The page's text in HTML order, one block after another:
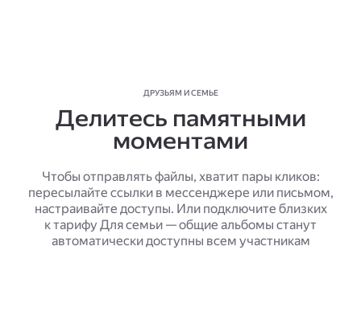
ДРУЗЬЯМ И СЕМЬЕ
Делитесь памятными
моментами
Чтобы отправлять файлы, хватит пары кликов:
пересылайте ссылки в мессенджере или письмом,
настраивайте доступы. Или подключите близких
к тарифу Для семьи — общие альбомы станут
автоматически доступны всем участникам